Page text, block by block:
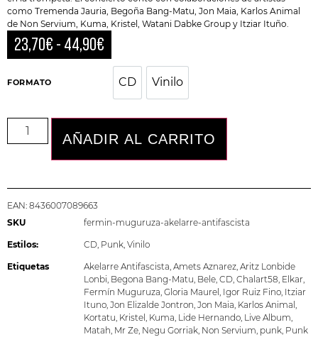
como Tremenda Jauria, Begoña Bang-Matu , Jon Maia, Karlos Animal
de Non Servium, Kuma, Kristel, Watani Dabke Group y Itziar Ituño.
23,70€ - 44,90€
FORMATO CD Vinilo
AÑADIR AL CARRITO
EAN: 8436007089663
SKU
fermin-muguruza-akelarre-antifascista
Estilos: CD, Punk, Vinilo
Etiquetas Akelarre Antifascista, Amets Aznarez, Aritz Lonbide
Lonbi, Begona Bang-Matu, Bele, CD, Chalart58, Elkar,
Fermín Muguruza, Gloria Maurel , Igor Ruiz Fino, Itziar
Ituno, Jon Elizalde Jontron, Jon Maia, Karlos Animal ,
Kortatu, Kristel , Kuma, Lide Hernando, Live Album,
Matah, Mr Ze, Negu Gorriak, Non Servium, punk, Punk